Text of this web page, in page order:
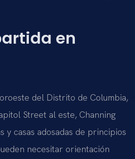
en
del Distrito de Columbia,
Street al este, Channing
y casas adosadas de principios
necesitar orientación